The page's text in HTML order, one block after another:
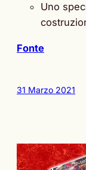
Uno
Fonte
31 Marzo 2021